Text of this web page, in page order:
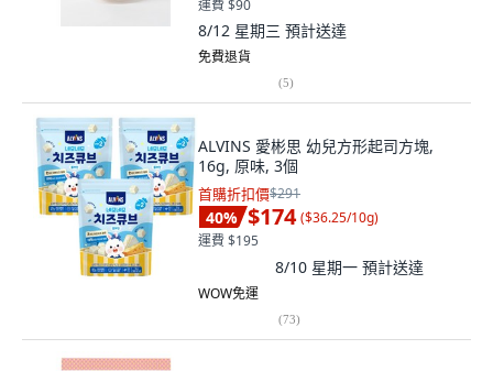
運費 $90
8/12 星期三 預計送達
免費退貨
(5)
ALVINS 愛彬思 幼兒方形起司方塊,
16g, 原味, 3個
首購折扣價$291
40% $174 ($36.25/10g)
運費 $195
8/10 星期一 預計送達
WOW免運
(73)